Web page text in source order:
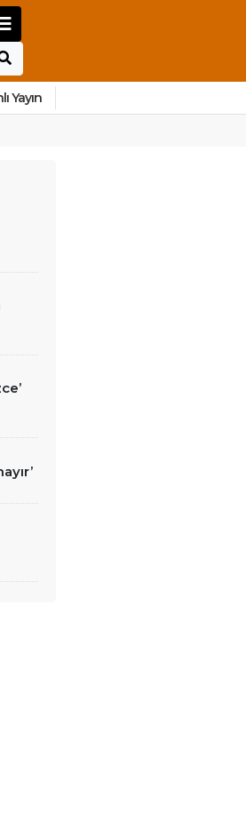
Yayın